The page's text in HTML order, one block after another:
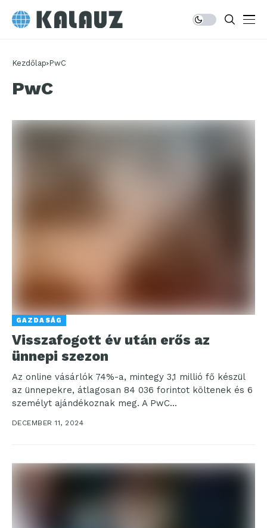
Kezdőlap PwC
PwC
GAZDASÁG
Visszafogott év után erős az
ünnepi szezon
Az online vásárlók 74%-a, mintegy 3,1 millió fő készül
az ünnepekre, átlagosan 84 036 forintot költenek és 6
személyt ajándékoznak meg. A PwC...
DECEMBER 11, 2024